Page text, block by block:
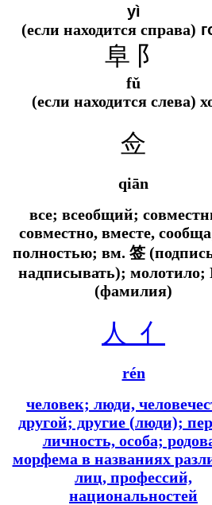
yì
(если находится справа)
阜 阝
fǔ
(если находится слева)
佥
qiān
все; всеобщий;
совместно, вместе,
полностью; вм. 签
надписывать); молотило;
(фамилия)
人 亻
rén
человек; люди,
другой; другие (люди);
личность, особа;
морфема в названиях
лиц, профессий,
национальностей